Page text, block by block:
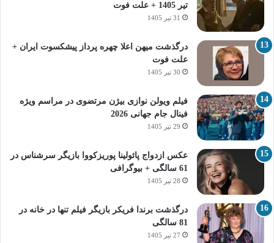
تیر 1405 + علت فوت
31 تیر 1405
درگذشت میهن اعلا چهره پرداز پیشکسوت ایران +
علت فوت
30 تیر 1405
فیلم ویولن نوازی بیژن مرتضوی در مراسم ویژه
فینال جام جهانی 2026
29 تیر 1405
عکس ازدواج پائولینا پوریزکووا بازیگر سرشناس در
61 سالگی + بیوگرافی
28 تیر 1405
درگذشت برندا فریکر بازیگر فیلم تنها در خانه در
81 سالگی
27 تیر 1405